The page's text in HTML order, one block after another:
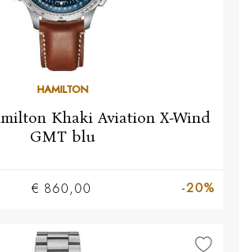
HAMILTON
Khaki Aviation X-Wind
GMT blu
€ 860,00 -20%